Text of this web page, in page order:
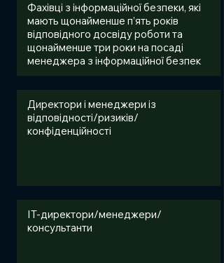
Фахівці з інформаційної безпеки, які
мають щонайменше п’ять років
відповідного досвіду роботи та
щонайменше три роки на посаді
менеджера з інформаційної безпек
Директори і менеджери із
відповідності/ризиків/
конфіденційності
IT-директори/менеджери/
консультанти